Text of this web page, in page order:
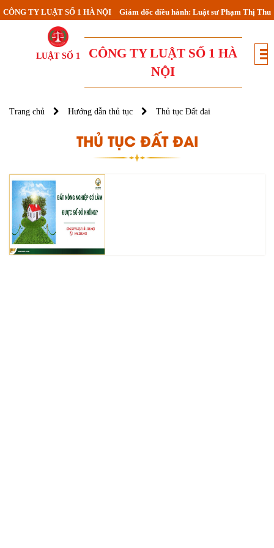
CÔNG TY LUẬT SỐ 1 HÀ NỘI Giám đốc điều hành: Luật sư Phạm Thị Thu
LUẬT SỐ 1
CÔNG TY LUẬT SỐ 1 HÀ
NỘI
Trang chủ Hướng dẫn thủ tục Thủ tục Đất đai
THỦ TỤC ĐẤT ĐAI